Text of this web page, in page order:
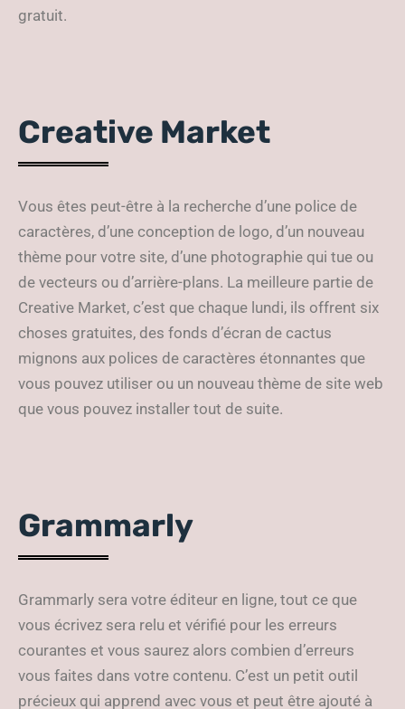
gratuit.
Creative Market
Vous êtes peut-être à la recherche d’une police de
caractères, d’une conception de logo, d’un nouveau
thème pour votre site, d’une photographie qui tue ou
de vecteurs ou d’arrière-plans. La meilleure partie de
Creative Market, c’est que chaque lundi, ils offrent six
choses gratuites, des fonds d’écran de cactus
mignons aux polices de caractères étonnantes que
vous pouvez utiliser ou un nouveau thème de site web
que vous pouvez installer tout de suite.
Grammarly
Grammarly sera votre éditeur en ligne, tout ce que
vous écrivez sera relu et vérifié pour les erreurs
courantes et vous saurez alors combien d’erreurs
vous faites dans votre contenu. C’est un petit outil
précieux qui apprend avec vous et peut être ajouté à